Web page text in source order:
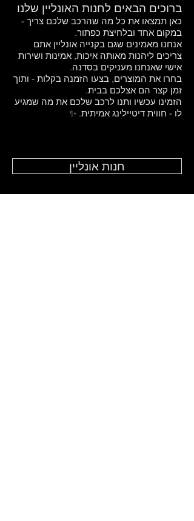
ברוכים הבאים לחנות האונליין שלנו
כאן תמצאו את כל מה שהרכב שלכם צריך -
במקום אחד ובלחיצת כפתור.
אנחנו מאמינים שגם בקנייה אונליין אתם
צריכים ליהנות מאותה איכות, אמינות ושירות
אישי שאנחנו מעניקים בסדנה.
בחרו את המוצרים, בצעו הזמנה בקלות - ותוך
זמן קצר הם אצלכם בבית.
הזמינו עכשיו ותנו לרכב שלכם את מה שמגיע
לו - חווית דיטיילינג אמיתית. ✨
חנות אונליין